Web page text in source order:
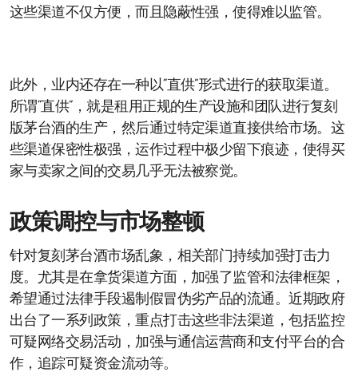
这些渠道不仅方便，而且隐蔽性强，使得难以监管。
此外，业内还存在一种以“直供”形式进行的获取渠道。
所谓“直供”，就是租用正规的生产设施和团队进行复刻
版茅台酒的生产，然后通过特定渠道直接供给市场。这
些渠道保密性极强，运作过程中极少留下痕迹，使得买
家与卖家之间的交易几乎无法被察觉。
政策调控与市场整顿
针对复刻茅台酒市场乱象，相关部门持续加强打击力
度。尤其是在拿货渠道方面，加强了监管和法律框架，
希望通过法律手段遏制假冒伪劣产品的流通。近期政府
出台了一系列政策，重点打击这些非法渠道，包括监控
可疑网络交易活动，加强与通信运营商和支付平台的合
作，追踪可疑资金流动等。